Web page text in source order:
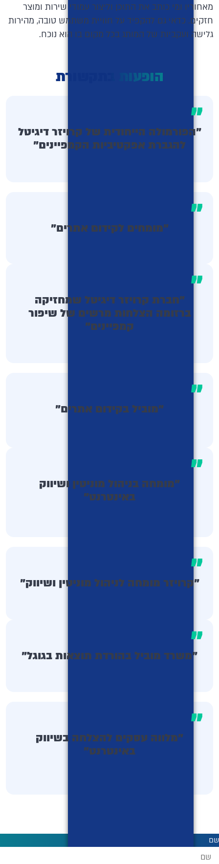
מאחוריו ומי כותב את התוכן וליצור עמודי שירות ומוצר
חזקים. כדאי גם להקפיד על חוויית משתמש טובה, מהירות
גלישה ועקביות של המותג בכל מקום בו הוא נוכח.
הופעות בתקשורת
"
"הפורמולה הייחודית של קרויזר דיגיטל
להגברת אפקטיביות הקמפיינים"
" "מומחים לקידום אתרים"
" "חברת קרויזר דיגיטל שמחזיקה
ברזומה הצלחות מרשים של שיפור
קמפיינים"
" "מוביל בקידום אתרים"
"
"מומחה בניהול מוניטין ושיווק
באינטרנט"
"
"קרויזר מומחה לניהול מוניטין ושיווק"
""משרד מוביל בהורדת תוצאות בגוגל"
" "מלווה עסקים להצלחה בשיווק
באינטרנט"
שם